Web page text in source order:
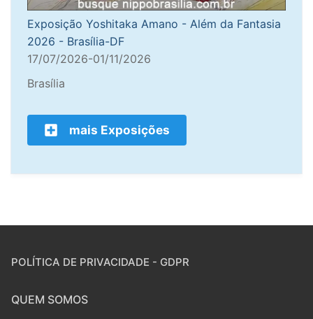
Exposição Yoshitaka Amano - Além da Fantasia
2026 - Brasília-DF
17/07/2026-01/11/2026
Brasília
mais Exposições
POLÍTICA DE PRIVACIDADE - GDPR
QUEM SOMOS